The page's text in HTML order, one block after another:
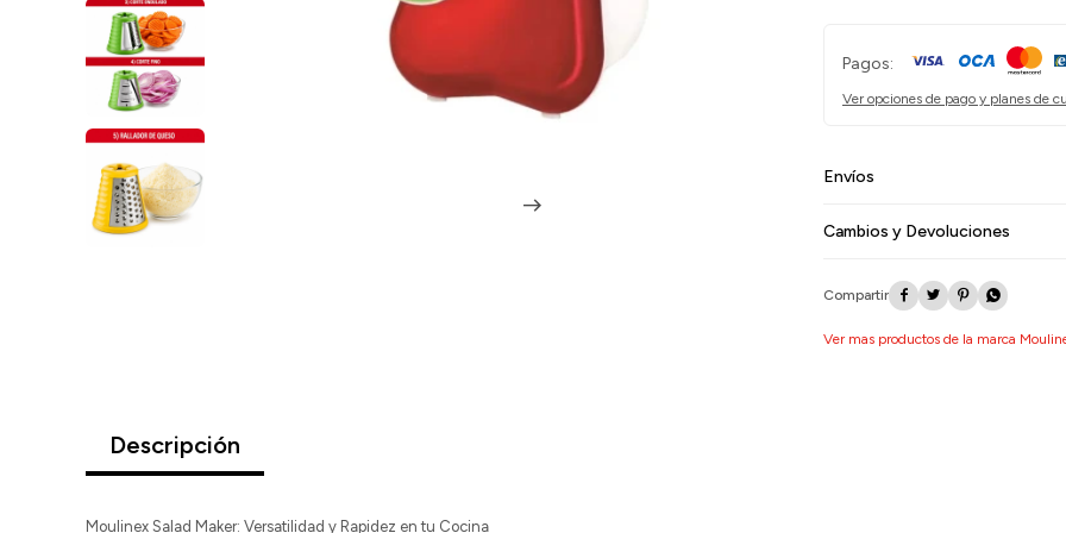
Pagos:
Ver opciones de pago y planes de
Envíos
Cambios y Devoluciones
   
Ver mas productos de la marca
Descripción
Moulinex Salad Maker: Versatilidad y Rapidez en tu Cocina